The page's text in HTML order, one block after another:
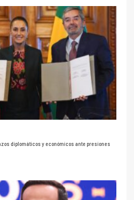
diplomáticos y económicos ante presiones